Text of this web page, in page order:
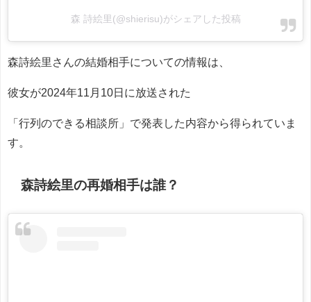
森 詩絵里(@shierisu)がシェアした投稿
森詩絵里さんの結婚相手についての情報は、
彼女が2024年11月10日に放送された
「行列のできる相談所」で発表した内容から得られていま
す。
森詩絵里の再婚相手は誰？